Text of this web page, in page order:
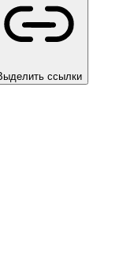
ссылки